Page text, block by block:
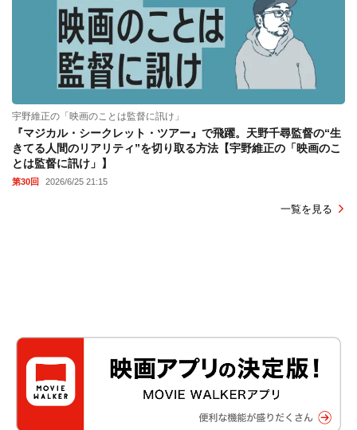
宇野維正の「映画のことは監督に訊け」
『マジカル・シークレット・ツアー』で飛躍。天野千尋監督の“生
きてる人間のリアリティ”を切り取る方法【宇野維正の「映画のこ
とは監督に訊け」】
第30回 2026/6/25 21:15
一覧を見る